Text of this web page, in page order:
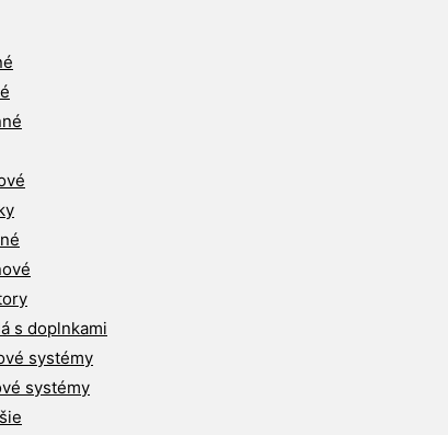
s doplnkami
systémy
systémy